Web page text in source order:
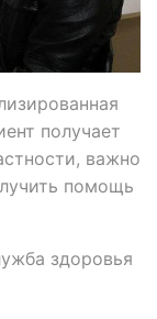
получает
важно
помощь
здоровья